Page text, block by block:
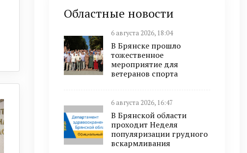
Областные новости
6 августа 2026, 18:04
В Брянске прошло
тожественное
мероприятие для
ветеранов спорта
6 августа 2026, 16:47
В Брянской области
проходит Неделя
популяризации грудного
вскармливания